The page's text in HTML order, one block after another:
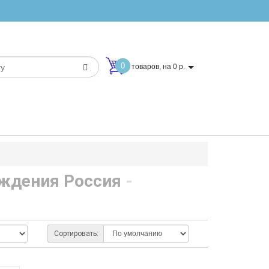
0 товаров, на 0 р.
Россия -
Сортировать: